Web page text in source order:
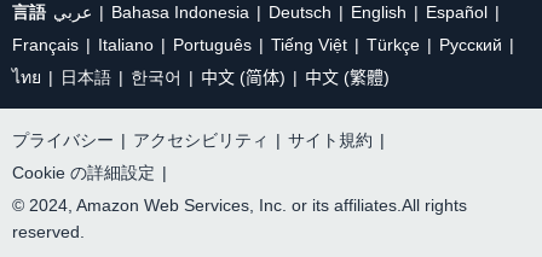
言語 عربي Bahasa Indonesia Deutsch English
Español
Français
Italiano Português Tiếng Việt Türkçe
Ρусский
ไทย
日本語 한국어 中文 (简体) 中文 (繁體)
プライバシー | アクセシビリティ | サイト規約 |
Cookie の詳細設定 |
© 2024, Amazon Web Services, Inc. or its affiliates.All rights
reserved.